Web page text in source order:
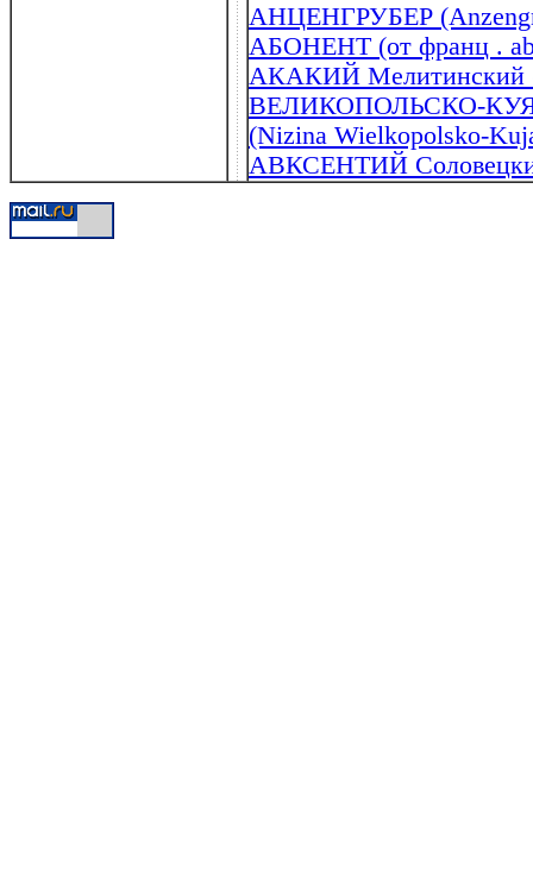
АНЦЕНГРУБЕР
АБОНЕНТ (от франц .
АКАКИЙ Мелитинский
ВЕЛИКОПОЛЬСКО-
(Nizina Wielkopolsko-
АВКСЕНТИЙ